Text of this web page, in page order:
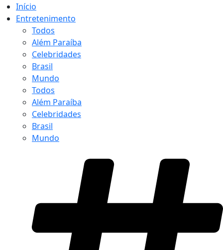
Início
Entretenimento
Todos
Além Paraíba
Celebridades
Brasil
Mundo
Todos
Além Paraíba
Celebridades
Brasil
Mundo